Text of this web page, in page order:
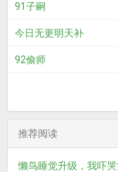
91子嗣
今日无更明天补
92偷师
推荐阅读
懒鸟睡觉升级，我吓